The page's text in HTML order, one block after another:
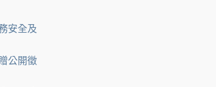
安全及
公開徵